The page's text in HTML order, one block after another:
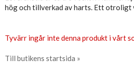
hög och tillverkad av harts. Ett otroligt
Tyvärr ingår inte denna produkt i vårt
Till butikens startsida »